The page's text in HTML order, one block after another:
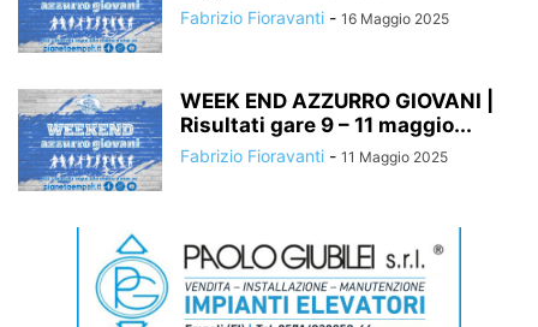
Fabrizio Fioravanti - 16 Maggio 2025
WEEK END AZZURRO GIOVANI |
Risultati gare 9 – 11 maggio...
Fabrizio Fioravanti - 11 Maggio 2025